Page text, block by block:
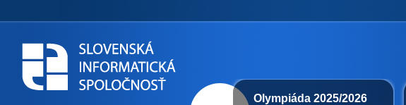
Olympiáda 2025/2026